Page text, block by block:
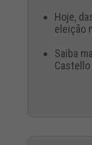
Hoje,
eleição
Saiba